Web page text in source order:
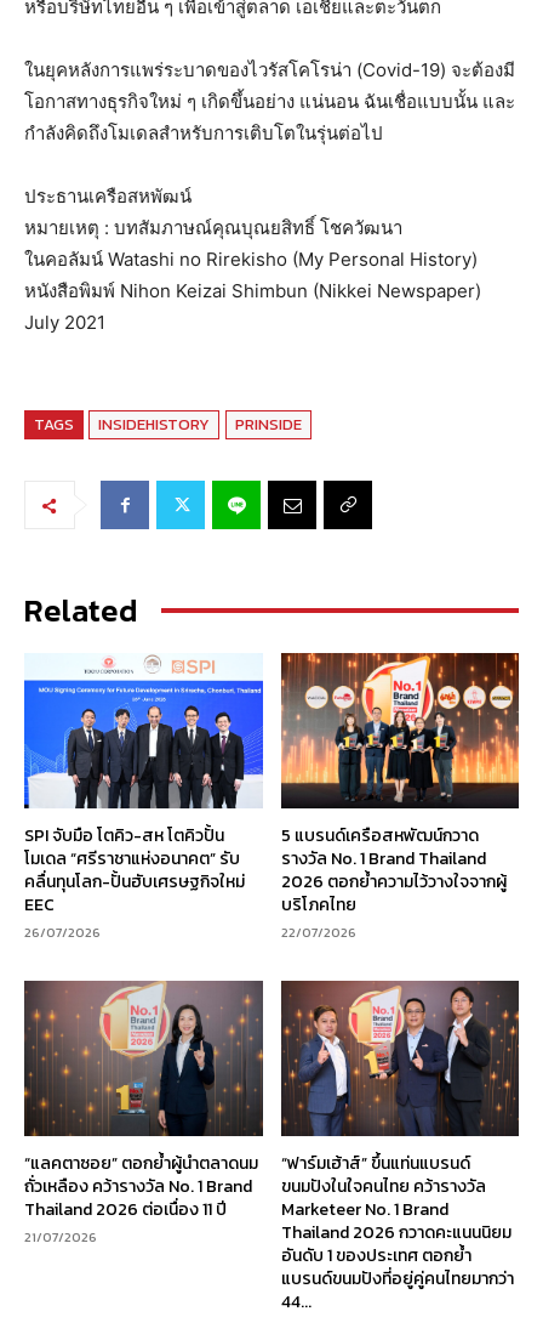
หรือบริษัทไทยอื่น ๆ เพื่อเข้าสู่ตลาด เอเชียและตะวันตก
ในยุคหลังการแพร่ระบาดของไวรัสโคโรน่า (Covid-19) จะต้องมี
โอกาสทางธุรกิจใหม่ ๆ เกิดขึ้นอย่าง แน่นอน ฉันเชื่อแบบนั้น และ
กำลังคิดถึงโมเดลสำหรับการเติบโตในรุ่นต่อไป
ประธานเครือสหพัฒน์
หมายเหตุ : บทสัมภาษณ์คุณบุณยสิทธิ์ โชควัฒนา
ในคอลัมน์ Watashi no Rirekisho (My Personal History)
หนังสือพิมพ์ Nihon Keizai Shimbun (Nikkei Newspaper)
July 2021
TAGS INSIDEHISTORY PRINSIDE
Related
SPI จับมือ โตคิว-สห โตคิวปั้น
โมเดล “ศรีราชาแห่งอนาคต” รับ
คลื่นทุนโลก-ปั้นฮับเศรษฐกิจใหม่
EEC
26/07/2026
5 แบรนด์เครือสหพัฒน์กวาด
รางวัล No. 1 Brand Thailand
2026 ตอกย้ำความไว้วางใจจากผู้
บริโภคไทย
22/07/2026
“แลคตาซอย” ตอกย้ำผู้นำตลาดนม
ถั่วเหลือง คว้ารางวัล No. 1 Brand
Thailand 2026 ต่อเนื่อง 11 ปี
21/07/2026
“ฟาร์มเฮ้าส์” ขึ้นแท่นแบรนด์
ขนมปังในใจคนไทย คว้ารางวัล
Marketeer No. 1 Brand
Thailand 2026 กวาดคะแนนนิยม
อันดับ 1 ของประเทศ ตอกย้ำ
แบรนด์ขนมปังที่อยู่คู่คนไทยมากว่า
44...